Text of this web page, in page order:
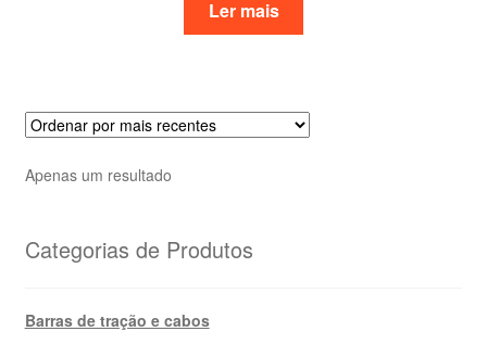
Ler mais
Apenas um resultado
Categorias de Produtos
Barras de tração e cabos